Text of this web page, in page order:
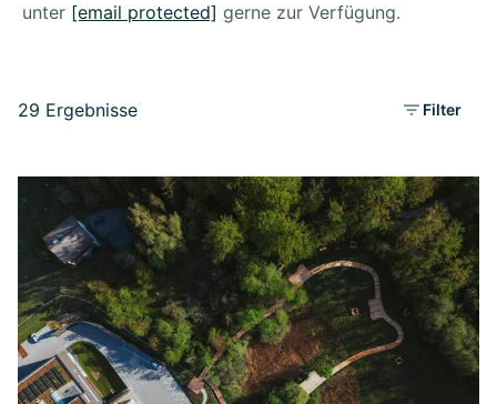
unter [email protected] gerne zur Verfügung.
29 Ergebnisse Filter